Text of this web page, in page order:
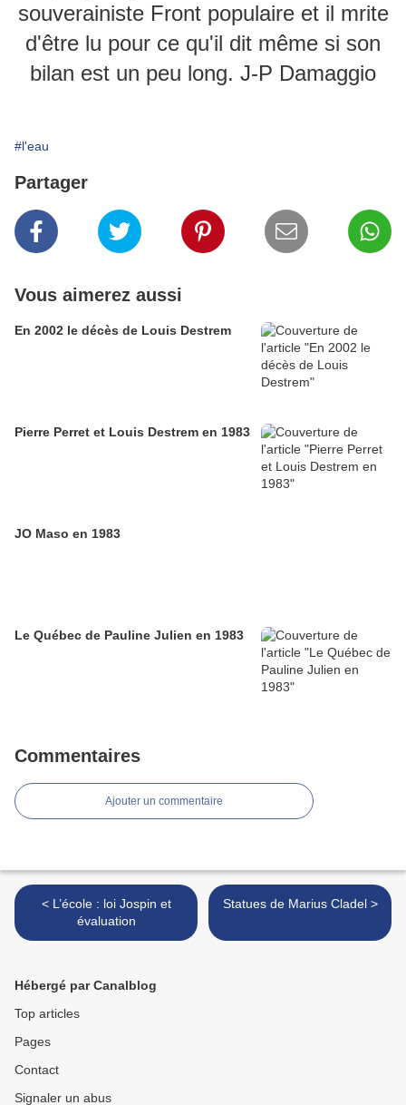
souverainiste Front populaire et il mrite
d'être lu pour ce qu'il dit même si son
bilan est un peu long. J-P Damaggio
#l'eau
Partager
Vous aimerez aussi
En 2002 le décès de Louis Destrem
Pierre Perret et Louis Destrem en 1983
JO Maso en 1983
Le Québec de Pauline Julien en 1983
Commentaires
Ajouter un commentaire
< L’école : loi Jospin et
évaluation
Statues de Marius Cladel >
Hébergé par Canalblog
Top articles
Pages
Contact
Signaler un abus